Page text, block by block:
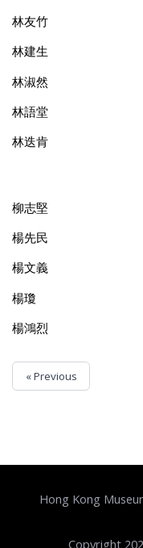
林友竹
林建生
林淑然
林語堂
林迭肯
柳志堅
楊先民
楊文義
楊瓊
楊鴻烈
« Previous
Hong Kong
Copyright